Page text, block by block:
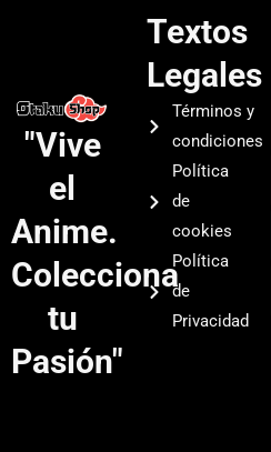
"Vive
el
Anime.
Colecciona
tu
Pasión"
Textos
Legales
Términos y
condiciones
Política
de
cookies
Política
de
Privacidad